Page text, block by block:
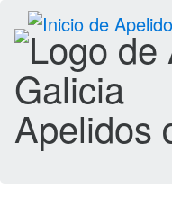
Apelidos